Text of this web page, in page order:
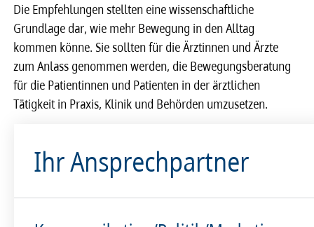
Die Empfehlungen stellten eine wissenschaftliche
Grundlage dar, wie mehr Bewegung in den Alltag
kommen könne. Sie sollten für die Ärztinnen und Ärzte
zum Anlass genommen werden, die Bewegungsberatung
für die Patientinnen und Patienten in der ärztlichen
Tätigkeit in Praxis, Klinik und Behörden umzusetzen.
Ihr Ansprechpartner